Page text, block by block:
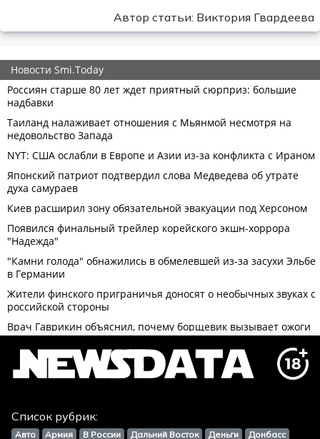
Автор статьи: Виктория Гвардеева
Список рубрик:
Авто Армия В России Дальний Восток Деньги Донбасс